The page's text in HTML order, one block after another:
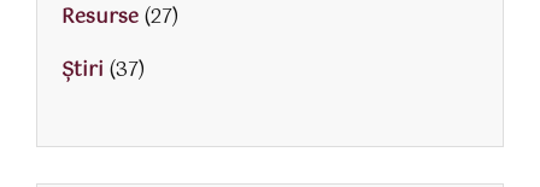
Resurse(27)
Știri (37)